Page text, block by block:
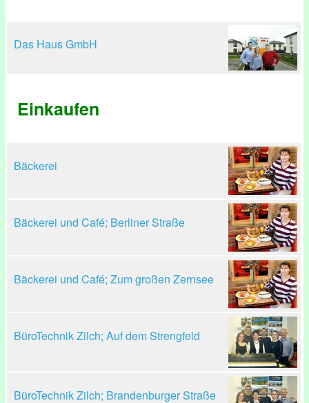
Das Haus GmbH
Einkaufen
Bäckerei
Bäckerei und Café; Berliner Straße
Bäckerei und Café; Zum großen Zernsee
BüroTechnik Zilch; Auf dem Strengfeld
BüroTechnik Zilch; Brandenburger Straße